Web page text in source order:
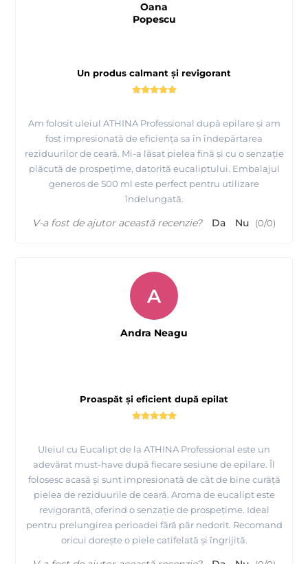
Un produs calmant și revigorant
Am folosit uleiul ATHINA Professional după epilare și am
fost impresionată de eficiența sa în îndepărtarea
reziduurilor de ceară. Mi-a lăsat pielea fină și cu o senzație
plăcută de prospețime, datorită eucaliptului. Embalajul
generos de 500 ml este perfect pentru utilizare
îndelungată.
Oana
Popescu
V-a fost de ajutor această recenzie? Da Nu (0/0)
Proaspăt și eficient după epilat
Uleiul cu Eucalipt de la ATHINA Professional este un
adevărat must-have după fiecare sesiune de epilare. Îl
folosesc acasă și sunt impresionată de cât de bine curăță
pielea de reziduurile de ceară. Aroma de eucalipt este
revigorantă, oferind o senzație de prospețime. Ideal
pentru prelungirea perioadei fără păr nedorit. Recomand
oricui dorește o piele catifelată și îngrijită.
A
Andra Neagu